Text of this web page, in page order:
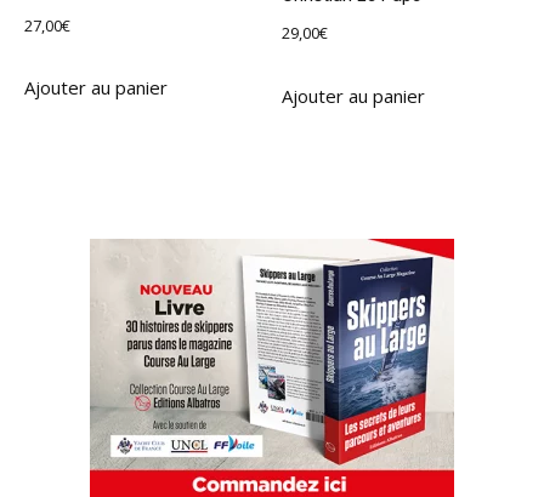
27,00€
Ajouter au panier
29,00€
Ajouter au panier